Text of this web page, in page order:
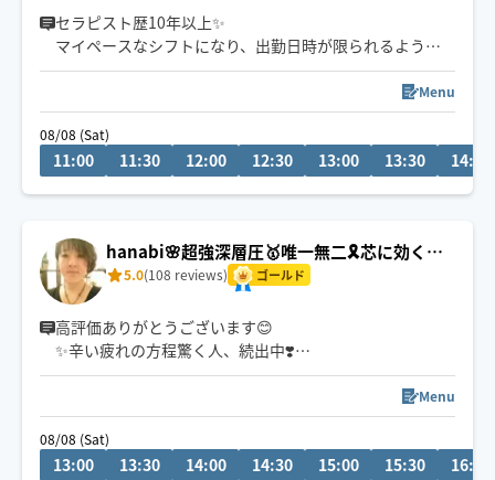
セラピスト歴10年以上✨
マイペースなシフトになり、出勤日時が限られるように
なりました。事前にご相談頂きますと対応できることも
お昼も開けるようになりましたのでご利用頂けますとう
れしいです😊
車移動がメインになります駅から遠い方もたくさんの方
Menu
08/08 (Sat)
11:00 11:30 12:00 12:30 13:00 13:30 14:00
hanabi🌸超強深層圧🥇唯一無二🎗️芯に効く施
術で指名多数✨
5.0(108 reviews) ゴールド
高評価ありがとうございます😊
✨辛い疲れの方程驚く人、続出中❣️
お疲れのタイプ別に、筋肉の深部に潜む疲れの原因を捉
セラピスト歴20年🎀身体の悩みと向き合ってきたお客様
は1万人以上✨
『マッサージを受けても疲れが取れない…😓』って諦め
Menu
08/08 (Sat)
13:00 13:30 14:00 14:30 15:00 15:30 16:00